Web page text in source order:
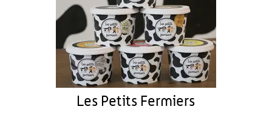
Les Petits Fermiers